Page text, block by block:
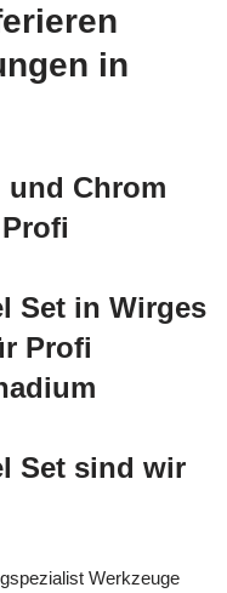
in
und Chrom
Set in Wirges
Profi
Set sind wir
Werkzeuge